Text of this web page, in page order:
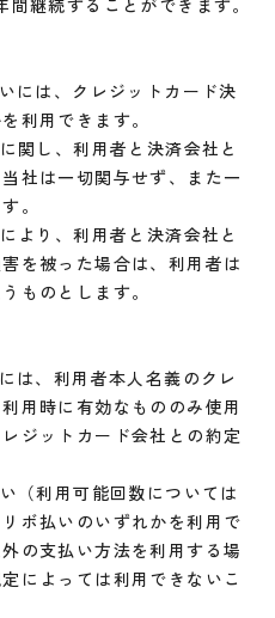
継続することができます。
には、クレジットカード決
利用できます。
関し、利用者と決済会社と
社は一切関与せず、また一
。
より、利用者と決済会社と
を被った場合は、利用者は
ものとします。
は、利用者本人名義のクレ
用時に有効なもののみ使用
ジットカード会社との約定
（利用可能回数については
ボ払いのいずれかを利用で
の支払い方法を利用する場
によっては利用できないこ